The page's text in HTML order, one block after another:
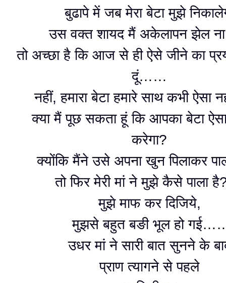
बुढापे में जब मेरा बेटा मुझे
उस वक्त शायद मैं अकेलापन झेल
तो अच्छा है कि आज से ही ऐसे जीने का
दूं……
नहीं, हमारा बेटा हमारे साथ कभी ऐसा
क्या मैं पूछ सकता हूं कि आपका बेटा ऐसा
करेगा?
क्योंकि मैंने उसे अपना खुन पिलाकर
तो फिर मेरी मां ने मुझे कैसे पाला
मुझे माफ कर दिजिये,
मुझसे बहुत बङी भूल हो
उधर मां ने सारी बात सुनने के
प्राण त्यागने से पहले